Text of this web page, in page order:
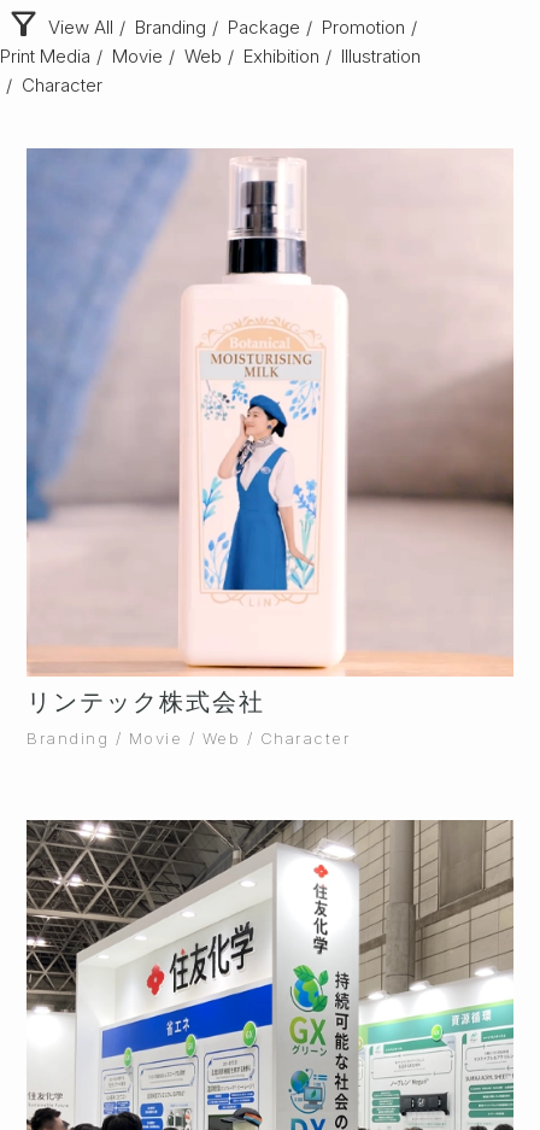
filter_alt View All / Branding / Package / Promotion /
Print Media / Movie / Web / Exhibition / Illustration
/ Character
リンテック株式会社
Branding / Movie / Web / Character